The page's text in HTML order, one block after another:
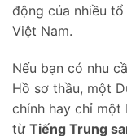
động của nhiều
Việt Nam.
Nếu bạn có nhu
Hồ sơ thầu, một
chính hay chỉ một
từ Tiếng Trung